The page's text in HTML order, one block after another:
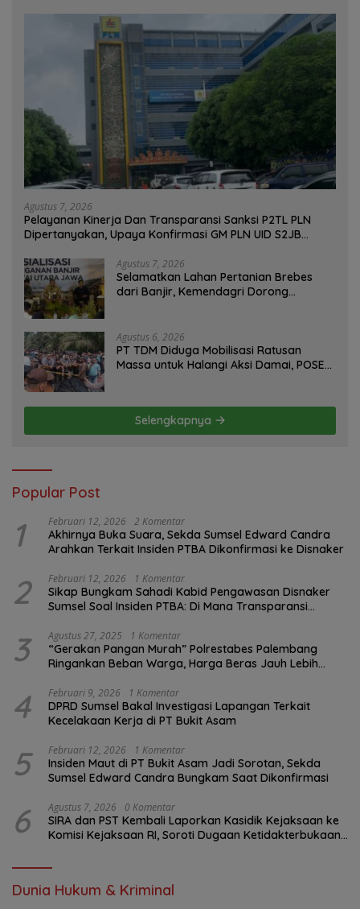
Agustus 7, 2026
Pelayanan Kinerja Dan Transparansi Sanksi P2TL PLN
Dipertanyakan, Upaya Konfirmasi GM PLN UID S2JB
Agustus 7, 2026
Selamatkan Lahan Pertanian Brebes
dari Banjir, Kemendagri Dorong
Agustus 6, 2026
PT TDM Diduga Mobilisasi Ratusan
Massa untuk Halangi Aksi Damai, POSE
Selengkapnya
Popular Post
1 Februari 12, 2026 2 Komentar
Akhirnya Buka Suara, Sekda Sumsel Edward Candra
Arahkan Terkait Insiden PTBA Dikonfirmasi ke Disnaker
2 Februari 12, 2026 1 Komentar
Sikap Bungkam Sahadi Kabid Pengawasan Disnaker
Sumsel Soal Insiden PTBA: Di Mana Transparansi
3 Agustus 27, 2025 1 Komentar
“Gerakan Pangan Murah” Polrestabes Palembang
Ringankan Beban Warga, Harga Beras Jauh Lebih
4 Februari 9, 2026 1 Komentar
DPRD Sumsel Bakal Investigasi Lapangan Terkait
Kecelakaan Kerja di PT Bukit Asam
5 Februari 12, 2026 1 Komentar
Insiden Maut di PT Bukit Asam Jadi Sorotan, Sekda
Sumsel Edward Candra Bungkam Saat Dikonfirmasi
6 Agustus 7, 2026 0 Komentar
SIRA dan PST Kembali Laporkan Kasidik Kejaksaan ke
Komisi Kejaksaan RI, Soroti Dugaan Ketidakterbukaan
Dunia Hukum & Kriminal